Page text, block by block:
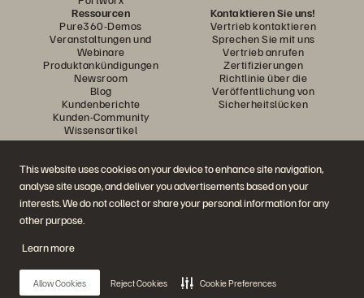
This website uses cookies on your device to enhance site navigation,
analyse site usage, and deliver you advertisements based on your
interests. We do not collect or share your personal information for any
other purpose.
Learn more
Allow Cookies Reject Cookies Cookie Preferences
Ressourcen
Pure360-Demos
Veranstaltungen und
Webinare
Produktankündigungen
Newsroom
Blog
Kundenberichte
Kunden-Community
Wissensartikel
Kontaktieren Sie uns!
Vertrieb kontaktieren
Sprechen Sie mit uns
Vertrieb anrufen
Zertifizierungen
Richtlinie über die
Veröffentlichung von
Sicherheitslücken
Diskutiere mit
Folgen Sie den Everpure Social Media Kanälen
Nutzungsbedingungen der Website
Vertrauenszentrum Cookie-Einstellungen